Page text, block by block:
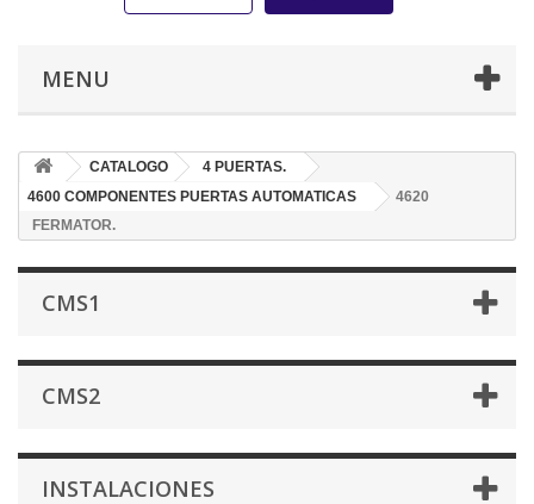
MENU
CATALOGO
4 PUERTAS.
4600 COMPONENTES PUERTAS AUTOMATICAS
4620
FERMATOR.
CMS1
CMS2
INSTALACIONES